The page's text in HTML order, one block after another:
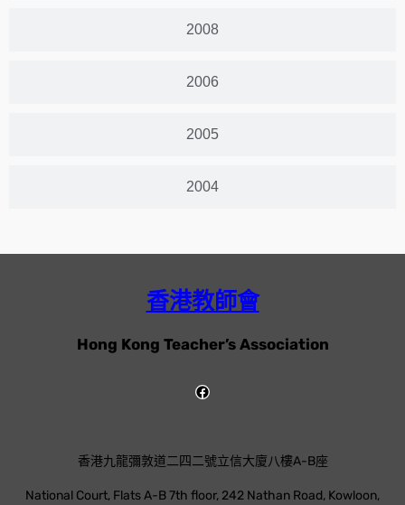
2008
2006
2005
2004
香港教師會
Hong Kong Teacher’s Association
香港九龍彌敦道二四二號立信大廈八樓A-B座
National Court, Flats A-B 7th floor, 242 Nathan Road, Kowloon,